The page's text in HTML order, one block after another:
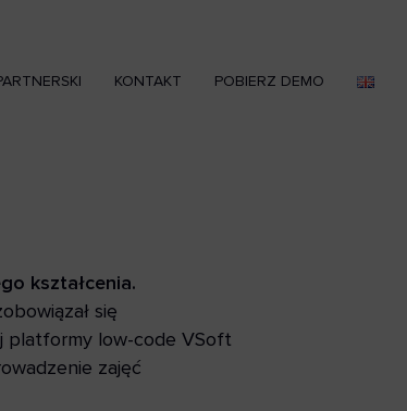
KONTAKT POBIERZ DEMO
kształcenia.
się
platformy low-code VSoft
zajęć